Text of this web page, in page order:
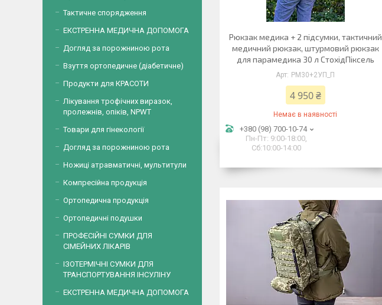
Рюкзак медика + 2 підсумки, тактичний
медичний рюкзак, штурмовий рюкзак
для парамедика 30 л СтохідПіксель
РМ30+2УП_П
4 950 ₴
Немає в наявності
+380 (98) 700-10-74
Пн-Пт: 9:00-18:00,
Сб:10:00-14:00
Тактичне спорядження
ЕКСТРЕННА МЕДИЧНА ДОПОМОГА
Догляд за порожниною рота
Взуття ортопедичне (діабетичне)
Продукти для КРАСОТИ
Лікування трофічних виразок,
пролежнів, опіків, NPWT
Товари для гінекології
Догляд за порожниною рота
Ножиці атравматичні, мультитули
Компресійна продукція
Ортопедична продукція
Ортопедичні подушки
ПРОФЕСІЙНІ СУМКИ ДЛЯ
СІМЕЙНИХ ЛІКАРІВ
ІЗОТЕРМІЧНІ СУМКИ ДЛЯ
ТРАНСПОРТУВАННЯ ІНСУЛІНУ
ЕКСТРЕННА МЕДИЧНА ДОПОМОГА